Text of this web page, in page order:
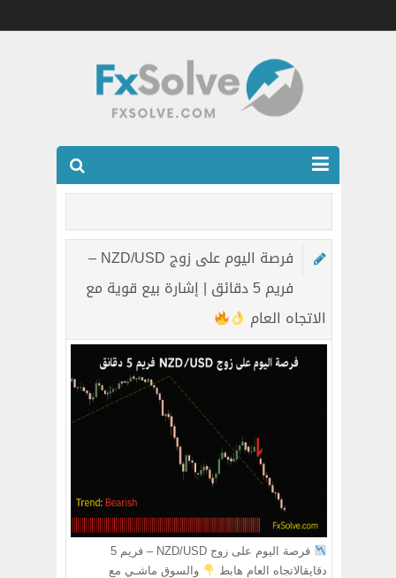
شركات الفوركس المرخصه
العضويه الذهبيه VIP
كتب
اتصل بنا
فرصة اليوم على زوج NZD/USD –
فريم 5 دقائق | إشارة بيع قوية مع
الاتجاه العام
فرصة اليوم على زوج NZD/USD – فريم 5
دقايقالاتجاه العام هابط
والسوق ماشـي مع